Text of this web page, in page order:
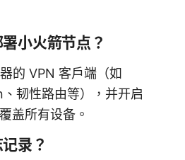
小火箭节点？
的 VPN 客户端（如
韧性路由等），并开启
盖所有设备。
录？